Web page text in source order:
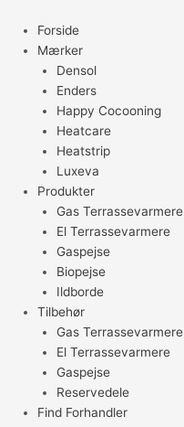
indholdet
Forside
Mærker
Densol
Enders
Happy Cocooning
Heatcare
Heatstrip
Luxeva
Produkter
Gas Terrassevarmere
El Terrassevarmere
Gaspejse
Biopejse
Ildborde
Tilbehør
Gas Terrassevarmere
El Terrassevarmere
Gaspejse
Reservedele
Find Forhandler